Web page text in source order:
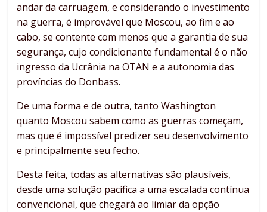
andar da carruagem, e considerando o investimento
na guerra, é improvável que Moscou, ao fim e ao
cabo, se contente com menos que a garantia de sua
segurança, cujo condicionante fundamental é o não
ingresso da Ucrânia na OTAN e a autonomia das
províncias do Donbass.
De uma forma e de outra, tanto Washington
quanto Moscou sabem como as guerras começam,
mas que é impossível predizer seu desenvolvimento
e principalmente seu fecho.
Desta feita, todas as alternativas são plausíveis,
desde uma solução pacífica a uma escalada contínua
convencional, que chegará ao limiar da opção